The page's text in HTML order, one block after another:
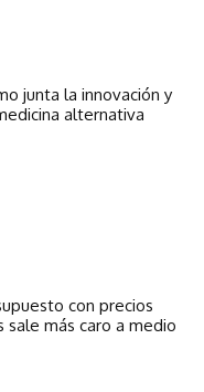
junta la innovación y
alternativa
con precios
sale más caro a medio